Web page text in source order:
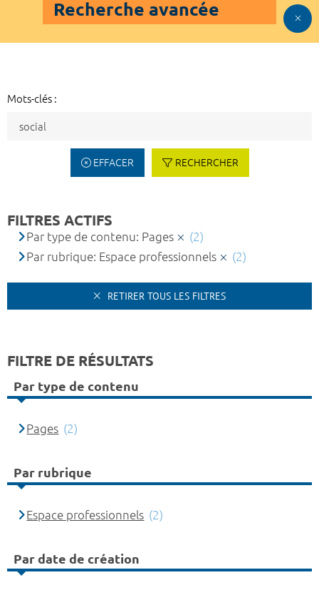
Recherche avancée
Mots-clés :
EFFACER RECHERCHER
FILTRES ACTIFS
Par type de contenu: Pages
(2)
Par rubrique: Espace professionnels
(2)
RETIRER TOUS LES FILTRES
FILTRE DE RÉSULTATS
Par type de contenu
Pages (2)
Par rubrique
Espace professionnels (2)
Par date de création